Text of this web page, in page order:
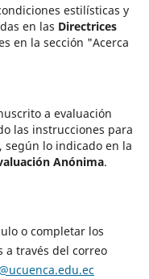
estilísticas y
en las Directrices
en la sección "Acerca
a evaluación
las instrucciones para
lo indicado en la
Anónima.
o completar los
a través del correo